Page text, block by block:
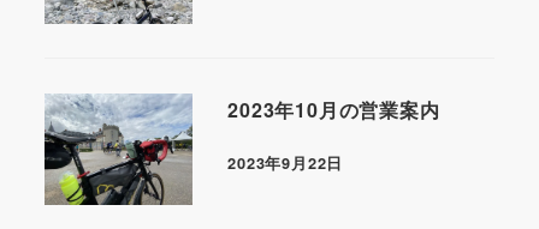
2023年10月の営業案内
2023年9月22日